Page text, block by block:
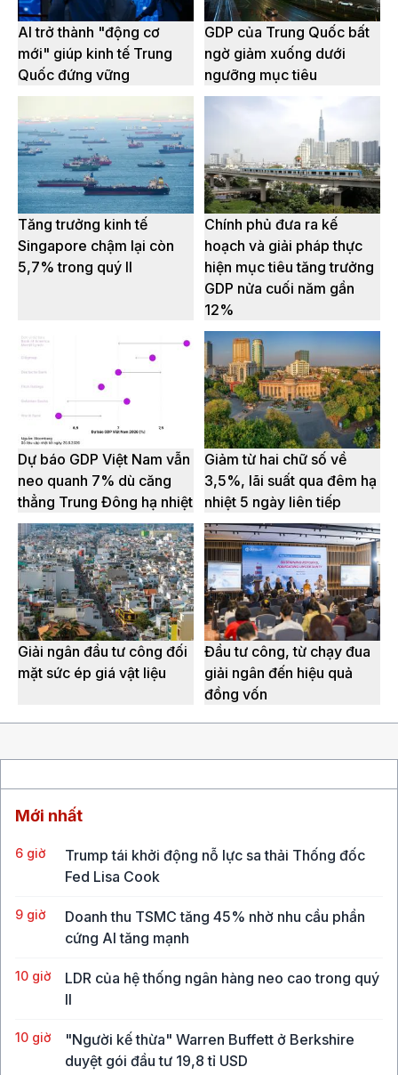
AI trở thành "động cơ
mới" giúp kinh tế Trung
Quốc đứng vững
GDP của Trung Quốc bất
ngờ giảm xuống dưới
ngưỡng mục tiêu
Tăng trưởng kinh tế
Singapore chậm lại còn
5,7% trong quý II
Chính phủ đưa ra kế
hoạch và giải pháp thực
hiện mục tiêu tăng trưởng
GDP nửa cuối năm gần
12%
Dự báo GDP Việt Nam vẫn
neo quanh 7% dù căng
thẳng Trung Đông hạ nhiệt
Giảm từ hai chữ số về
3,5%, lãi suất qua đêm hạ
nhiệt 5 ngày liên tiếp
Giải ngân đầu tư công đối
mặt sức ép giá vật liệu
Đầu tư công, từ chạy đua
giải ngân đến hiệu quả
đồng vốn
Mới nhất
6 giờ
Trump tái khởi động nỗ lực sa thải Thống đốc
Fed Lisa Cook
9 giờ
Doanh thu TSMC tăng 45% nhờ nhu cầu phần
cứng AI tăng mạnh
10 giờ
LDR của hệ thống ngân hàng neo cao trong quý
II
10 giờ
"Người kế thừa" Warren Buffett ở Berkshire
duyệt gói đầu tư 19,8 tỉ USD